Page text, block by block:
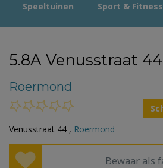
Speeltuinen
Sport & Fitness
5.8A Venusstraat 44
Roermond
Venusstraat 44 , Roermond
Bewaar als